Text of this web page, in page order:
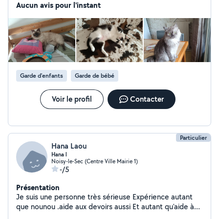
Fontenay-sous-Bois.
Aucun avis pour l'instant
Garde d'enfants Garde de bébé
Voir le profil Contacter
Particulier
Hana Laou
Hana l
Noisy-le-Sec (Centre Ville Mairie 1)
-/5
Présentation
Je suis une personne très sérieuse Expérience autant
que nounou .aide aux devoirs aussi Et autant qu'aide à